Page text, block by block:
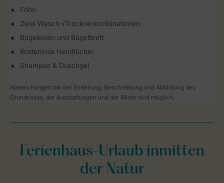
Föhn
Zwei Wasch-/Trocknerkombinationen
Bügeleisen und Bügelbrett
Kostenlose Handtücher
Shampoo & Duschgel
Abweichungen bei der Einteilung, Beschreibung und Abbildung des
Grundrisses, der Ausstattungen und der Bilder sind möglich.
Ferienhaus-Urlaub inmitten
der Natur